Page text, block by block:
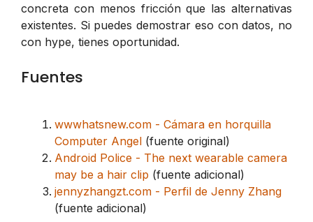
concreta con menos fricción que las alternativas
existentes. Si puedes demostrar eso con datos, no
con hype, tienes oportunidad.
Fuentes
wwwhatsnew.com - Cámara en horquilla
Computer Angel (fuente original)
Android Police - The next wearable camera
may be a hair clip (fuente adicional)
jennyzhangzt.com - Perfil de Jenny Zhang
(fuente adicional)